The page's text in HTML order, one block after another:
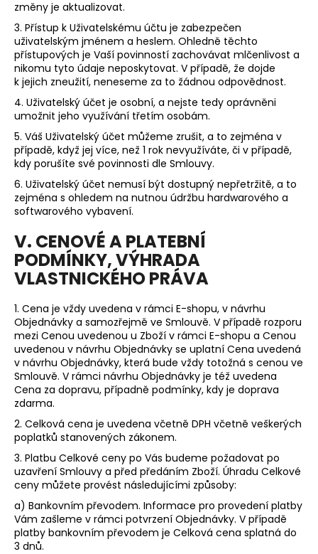
změny je aktualizovat.
3. Přístup k Uživatelskému účtu je zabezpečen
uživatelským jménem a heslem. Ohledně těchto
přístupových je Vaší povinností zachovávat mlčenlivost a
nikomu tyto údaje neposkytovat. V případě, že dojde
k jejich zneužití, neneseme za to žádnou odpovědnost.
4. Uživatelský účet je osobní, a nejste tedy oprávněni
umožnit jeho využívání třetím osobám.
5. Váš Uživatelský účet můžeme zrušit, a to zejména v
případě, když jej více, než 1 rok nevyužíváte, či v případě,
kdy porušíte své povinnosti dle Smlouvy.
6. Uživatelský účet nemusí být dostupný nepřetržitě, a to
zejména s ohledem na nutnou údržbu hardwarového a
softwarového vybavení.
V. CENOVÉ A PLATEBNÍ
PODMÍNKY, VÝHRADA
VLASTNICKÉHO PRÁVA
1. Cena je vždy uvedena v rámci E-shopu, v návrhu
Objednávky a samozřejmě ve Smlouvě. V případě rozporu
mezi Cenou uvedenou u Zboží v rámci E-shopu a Cenou
uvedenou v návrhu Objednávky se uplatní Cena uvedená
v návrhu Objednávky, která bude vždy totožná s cenou ve
Smlouvě. V rámci návrhu Objednávky je též uvedena
Cena za dopravu, případně podmínky, kdy je doprava
zdarma.
2. Celková cena je uvedena včetně DPH včetně veškerých
poplatků stanovených zákonem.
3. Platbu Celkové ceny po Vás budeme požadovat po
uzavření Smlouvy a před předáním Zboží. Úhradu Celkové
ceny můžete provést následujícími způsoby:
a) Bankovním převodem. Informace pro provedení platby
Vám zašleme v rámci potvrzení Objednávky. V případě
platby bankovním převodem je Celková cena splatná do
3 dnů.